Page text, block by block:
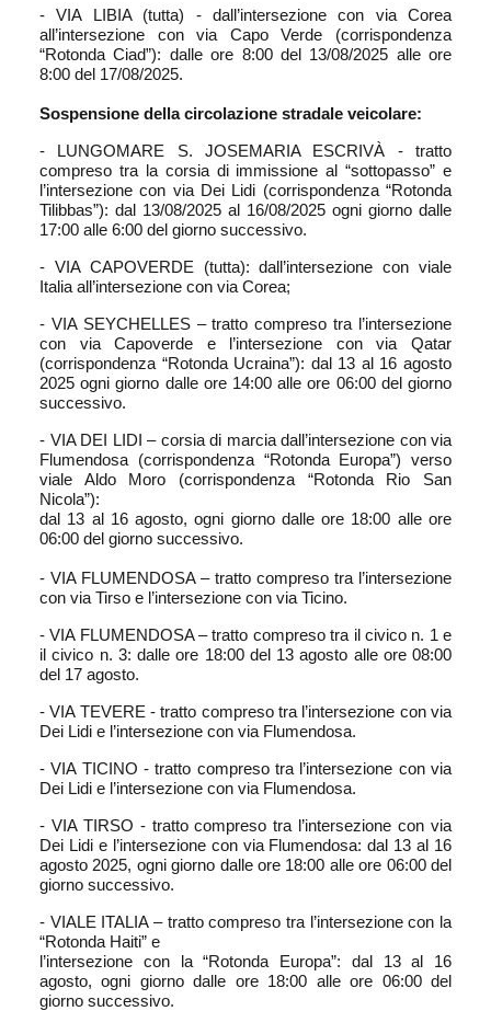
- VIA LIBIA (tutta) - dall’intersezione con via Corea
all’intersezione con via Capo Verde (corrispondenza
“Rotonda Ciad”): dalle ore 8:00 del 13/08/2025 alle ore
8:00 del 17/08/2025.
Sospensione della circolazione stradale veicolare:
- LUNGOMARE S. JOSEMARIA ESCRIVÀ - tratto
compreso tra la corsia di immissione al “sottopasso” e
l’intersezione con via Dei Lidi (corrispondenza “Rotonda
Tilibbas”): dal 13/08/2025 al 16/08/2025 ogni giorno dalle
17:00 alle 6:00 del giorno successivo.
- VIA CAPOVERDE (tutta): dall’intersezione con viale
Italia all’intersezione con via Corea;
- VIA SEYCHELLES – tratto compreso tra l’intersezione
con via Capoverde e l’intersezione con via Qatar
(corrispondenza “Rotonda Ucraina”): dal 13 al 16 agosto
2025 ogni giorno dalle ore 14:00 alle ore 06:00 del giorno
successivo.
- VIA DEI LIDI – corsia di marcia dall’intersezione con via
Flumendosa (corrispondenza “Rotonda Europa”) verso
viale Aldo Moro (corrispondenza “Rotonda Rio San
Nicola”):
dal 13 al 16 agosto, ogni giorno dalle ore 18:00 alle ore
06:00 del giorno successivo.
- VIA FLUMENDOSA – tratto compreso tra l’intersezione
con via Tirso e l’intersezione con via Ticino.
- VIA FLUMENDOSA – tratto compreso tra il civico n. 1 e
il civico n. 3: dalle ore 18:00 del 13 agosto alle ore 08:00
del 17 agosto.
- VIA TEVERE - tratto compreso tra l’intersezione con via
Dei Lidi e l’intersezione con via Flumendosa.
- VIA TICINO - tratto compreso tra l’intersezione con via
Dei Lidi e l’intersezione con via Flumendosa.
- VIA TIRSO - tratto compreso tra l’intersezione con via
Dei Lidi e l’intersezione con via Flumendosa: dal 13 al 16
agosto 2025, ogni giorno dalle ore 18:00 alle ore 06:00 del
giorno successivo.
- VIALE ITALIA – tratto compreso tra l’intersezione con la
“Rotonda Haiti” e
l’intersezione con la “Rotonda Europa”: dal 13 al 16
agosto, ogni giorno dalle ore 18:00 alle ore 06:00 del
giorno successivo.